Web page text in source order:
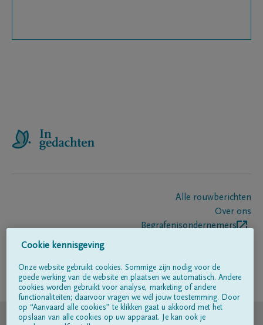
Alle rouwberichten
Over ons
Begrafenisondernemers
Volg ons op
© DELA
Cookie kennisgeving
Onze website gebruikt cookies. Sommige zijn nodig voor de
goede werking van de website en plaatsen we automatisch. Andere
cookies worden gebruikt voor analyse, marketing of andere
functionaliteiten; daarvoor vragen we wél jouw toestemming. Door
op “Aanvaard alle cookies” te klikken gaat u akkoord met het
opslaan van alle cookies op uw apparaat. Je kan ook je